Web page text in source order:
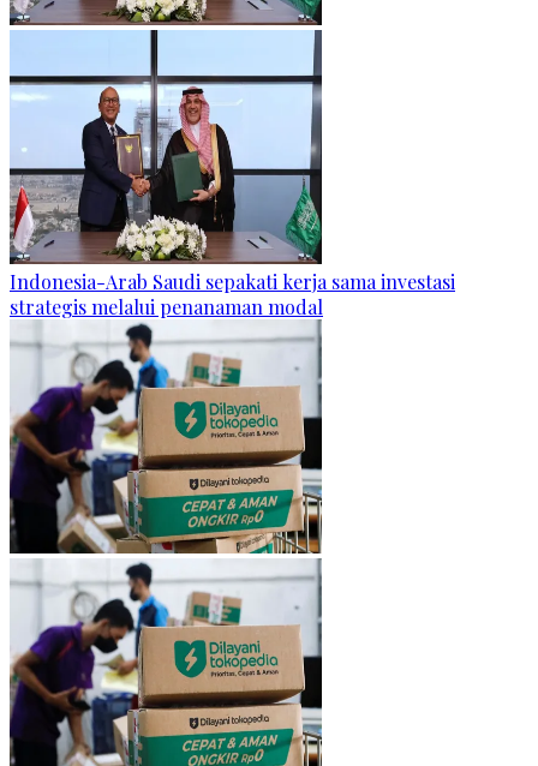
Indonesia-Arab Saudi sepakati kerja sama investasi
strategis melalui penanaman modal